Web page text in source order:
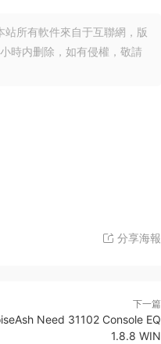
站所有軟件來自于互聯網，版
時内删除，如有侵權，敬請
分享海報
下一篇
Need 31102 Console EQ
1.8.8 WIN